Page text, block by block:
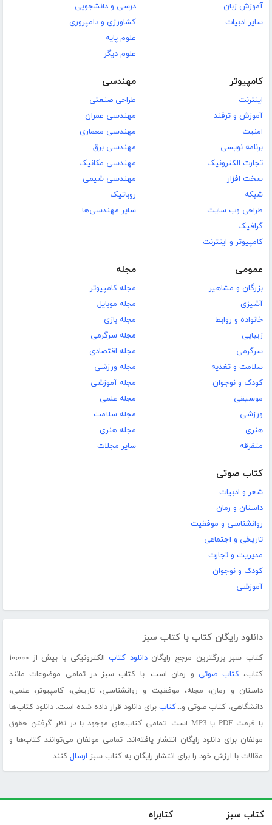
آموزش زبان
سایر ادبیات
درسی و دانشجویی
کشاورزی و دامپروری
علوم پایه
علوم دیگر
کامپیوتر
اینترنت
آموزش و ترفند
امنیت
برنامه نویسی
تجارت الکترونیک
سخت افزار
شبکه
طراحی وب سایت
گرافیک
کامپیوتر و اینترنت
مهندسی
طراحی صنعتی
مهندسی عمران
مهندسی معماری
مهندسی برق
مهندسی مکانیک
مهندسی شیمی
روباتیک
سایر مهندسی‌ها
عمومی
بزرگان و مشاهیر
آشپزی
خانواده و روابط
زیبایی
سرگرمی
سلامت و تغذیه
کودک و نوجوان
موسیقی
ورزشی
هنری
متفرقه
مجله
مجله کامپیوتر
مجله موبایل
مجله بازی
مجله سرگرمی
مجله اقتصادی
مجله ورزشی
مجله آموزشی
مجله علمی
مجله سلامت
مجله هنری
سایر مجلات
کتاب صوتی
شعر و ادبیات
داستان و رمان
روانشناسی و موفقیت
تاریخی و اجتماعی
مدیریت و تجارت
کودک و نوجوان
آموزشی
دانلود رایگان کتاب با کتاب سبز
کتاب سبز بزرگترین مرجع رایگاندانلود کتاب
الکترونیکی با بیش از ۱۰،۰۰۰
کتاب،کتاب صوتی و رمان است. با کتاب سبز در تمامی موضوعات مانند
داستان و رمان، مجله، موفقیت و روانشناسی، تاریخی، کامپیوتر، علمی،
دانشگاهی، کتاب صوتی و...کتاب برای دانلود قرار داده شده است. دانلود کتاب‌ها
با فرمت PDF یا MP3 است. تمامی کتاب‌های موجود با در نظر گرفتن حقوق
مولفان برای دانلود رایگان انتشار یافته‌اند. تمامی مولفان می‌توانند کتاب‌ها و
مقالات با ارزش خود را برای انتشار رایگان به کتاب سبز ارسال کنند.
کتاب سبز کتابراه